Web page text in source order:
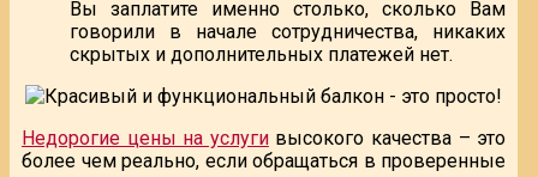
Вы заплатите именно столько, сколько Вам
говорили в начале сотрудничества, никаких
скрытых и дополнительных платежей нет.
Недорогие цены на услугивысокого качества – это
более чем реально, если обращаться в проверенные